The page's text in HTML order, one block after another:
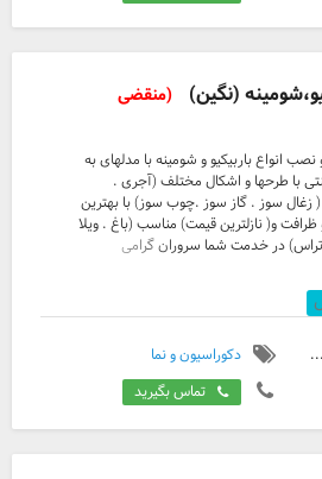
(نگین)
(منقضی
انواع باربیکیو و شومینه با مدلهای به
با طرحها و اشکال مختلف (آجری .
سوز . گاز سوز .چوب سوز) با بهترین
و( نازلترین قیمت) مناسب (باغ . ویلا
در خدمت شما سروران گرامی
دکوراسیون و نما
تماس بگیرید